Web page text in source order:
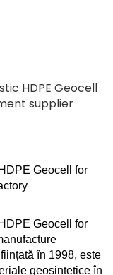
în 1998, este
geosintetice în